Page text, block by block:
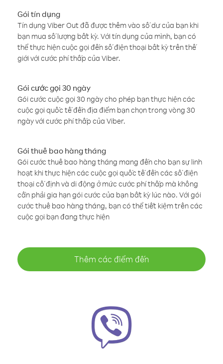
Gói tín dụng
Tín dụng Viber Out đã được thêm vào số dư của bạn khi
bạn mua số lượng bất kỳ. Với tín dụng của mình, bạn có
thể thực hiện cuộc gọi đến số điện thoại bất kỳ trên thế
giới với cước phí thấp của Viber.
Gói cước gọi 30 ngày
Gói cước cuộc gọi 30 ngày cho phép bạn thực hiện các
cuộc gọi quốc tế đến địa điểm bạn chọn trong vòng 30
ngày với cước phí thấp của Viber.
Gói thuê bao hàng tháng
Gói cước thuê bao hàng tháng mang đến cho bạn sự linh
hoạt khi thực hiện các cuộc gọi quốc tế đến các số điện
thoại cố định và di động ở mức cước phí thấp mà không
cần phải gia hạn gói cước của bạn bất kỳ lúc nào. Với gói
cước thuê bao hàng tháng, bạn có thể tiết kiệm trên các
cuộc gọi bạn đang thực hiện
Thêm các điểm đến